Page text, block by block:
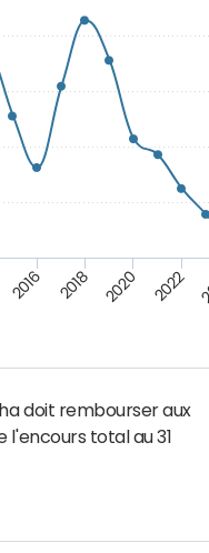
2016 2018 2020 2022
doit rembourser aux
total au 31